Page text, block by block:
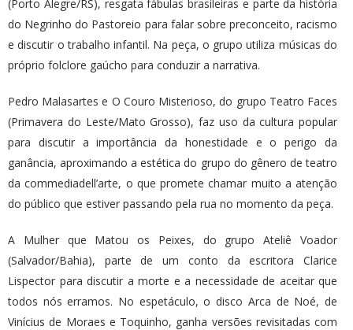
(Porto Alegre/RS), resgata fábulas brasileiras e parte da história
do Negrinho do Pastoreio para falar sobre preconceito, racismo
e discutir o trabalho infantil. Na peça, o grupo utiliza músicas do
próprio folclore gaúcho para conduzir a narrativa.
Pedro Malasartes e O Couro Misterioso, do grupo Teatro Faces
(Primavera do Leste/Mato Grosso), faz uso da cultura popular
para discutir a importância da honestidade e o perigo da
ganância, aproximando a estética do grupo do gênero de teatro
da commediadell’arte, o que promete chamar muito a atenção
do público que estiver passando pela rua no momento da peça.
A Mulher que Matou os Peixes, do grupo Ateliê Voador
(Salvador/Bahia), parte de um conto da escritora Clarice
Lispector para discutir a morte e a necessidade de aceitar que
todos nós erramos. No espetáculo, o disco Arca de Noé, de
Vinícius de Moraes e Toquinho, ganha versões revisitadas com